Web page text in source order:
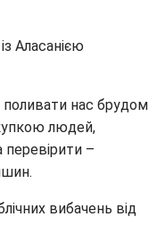
Аласанією
нас брудом
людей,
–
вибачень від